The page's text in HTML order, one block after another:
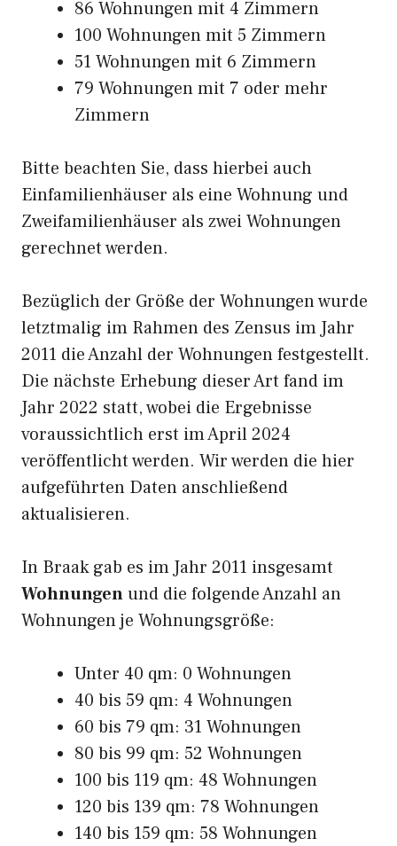
86 Wohnungen mit 4 Zimmern
100 Wohnungen mit 5 Zimmern
51 Wohnungen mit 6 Zimmern
79 Wohnungen mit 7 oder mehr
Zimmern
Bitte beachten Sie, dass hierbei auch
Einfamilienhäuser als eine Wohnung und
Zweifamilienhäuser als zwei Wohnungen
gerechnet werden.
Bezüglich der Größe der Wohnungen wurde
letztmalig im Rahmen des Zensus im Jahr
2011 die Anzahl der Wohnungen festgestellt.
Die nächste Erhebung dieser Art fand im
Jahr 2022 statt, wobei die Ergebnisse
voraussichtlich erst im April 2024
veröffentlicht werden. Wir werden die hier
aufgeführten Daten anschließend
aktualisieren.
In Braak gab es im Jahr 2011 insgesamt
Wohnungenund die folgende Anzahl an
Wohnungen je Wohnungsgröße:
Unter 40 qm: 0 Wohnungen
40 bis 59 qm: 4 Wohnungen
60 bis 79 qm: 31 Wohnungen
80 bis 99 qm: 52 Wohnungen
100 bis 119 qm: 48 Wohnungen
120 bis 139 qm: 78 Wohnungen
140 bis 159 qm: 58 Wohnungen